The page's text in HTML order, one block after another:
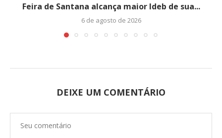
Feira de Santana alcança maior Ideb de sua...
6 de agosto de 2026
DEIXE UM COMENTÁRIO